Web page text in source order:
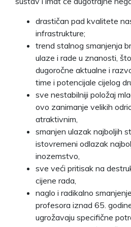
drastičan pad kvalitete
infrastrukture;
trend stalnog smanjenja
ulaze i rade u znanosti,
dugoročne aktualne i
time i potencijale cijelog
sve nestabilniji položaj
ovo zanimanje velikih
atraktivnim,
smanjen ulazak najboljih
istovremeni odlazak
inozemstvo,
sve veći pritisak na
cijene rada,
naglo i radikalno
profesora iznad 65.
ugrožavaju specifične